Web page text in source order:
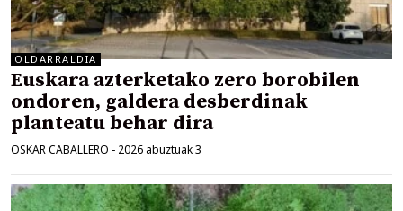
OLDARRALDIA
Euskara azterketako zero borobilen
ondoren, galdera desberdinak
planteatu behar dira
OSKAR CABALLERO - 2026 abuztuak 3